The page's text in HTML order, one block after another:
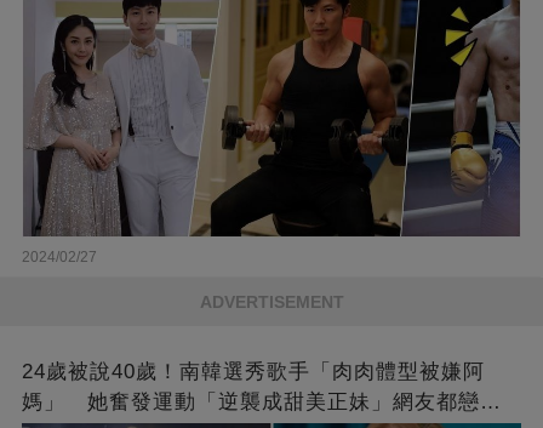
2024/02/27
ADVERTISEMENT
24歲被說40歲！南韓選秀歌手「肉肉體型被嫌阿
媽」 她奮發運動「逆襲成甜美正妹」網友都戀愛